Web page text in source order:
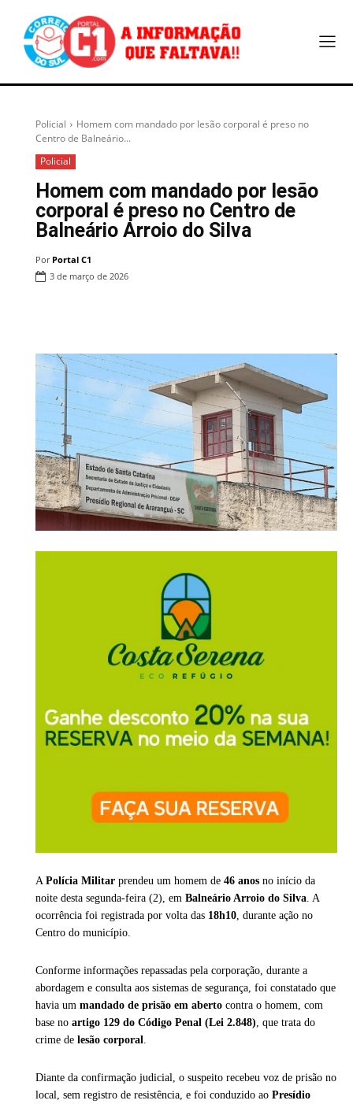
Policial
Homem com mandado por lesão corporal é preso no
Centro de Balneário...
Policial
Homem com mandado por lesão
corporal é preso no Centro de
Balneário Arroio do Silva
Por Portal C1
3 de março de 2026
A Polícia Militar prendeu um homem de 46 anos no início da
noite desta segunda-feira (2), em Balneário Arroio do Silva. A
ocorrência foi registrada por volta das 18h10, durante ação no
Centro do município.
Conforme informações repassadas pela corporação, durante a
abordagem e consulta aos sistemas de segurança, foi constatado que
havia um mandado de prisão em aberto contra o homem, com
base no artigo 129 do Código Penal (Lei 2.848), que trata do
crime de lesão corporal.
Diante da confirmação judicial, o suspeito recebeu voz de prisão no
local, sem registro de resistência, e foi conduzido ao Presídio